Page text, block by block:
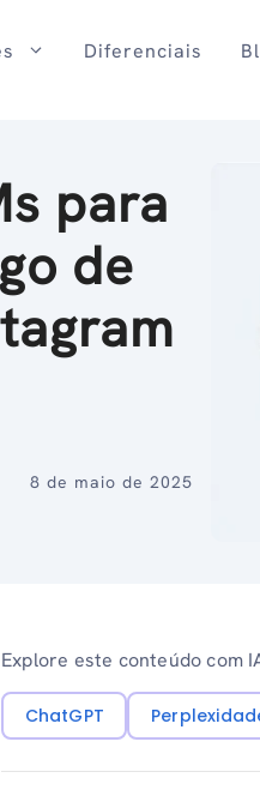
Diferenciais
para
de
8 de maio de 2025
Explore este conteúdo com
ChatGPT